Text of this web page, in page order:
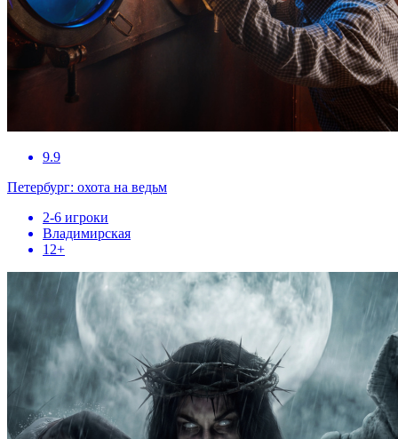
9.9
Петербург: охота на ведьм
2-6 игроки
Владимирская
12+